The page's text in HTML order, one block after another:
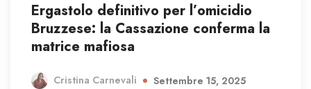
Ergastolo definitivo per l’omicidio
Bruzzese: la Cassazione conferma la
matrice mafiosa
Cristina Carnevali Settembre 15, 2025